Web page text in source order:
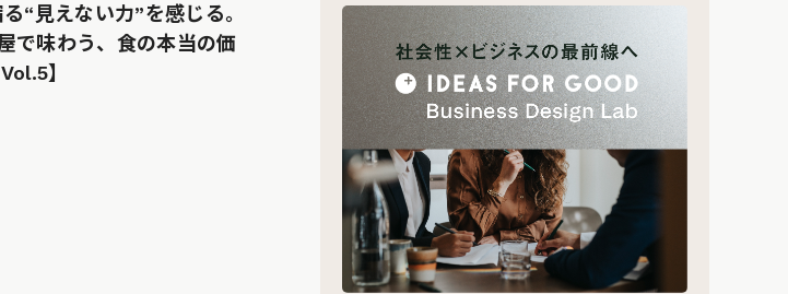
“見えない力”を感じる。
で味わう、食の本当の価
】